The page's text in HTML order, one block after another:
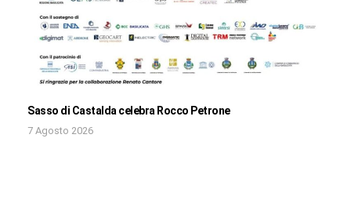
Sasso di Castalda celebra Rocco Petrone
7 Agosto 2026